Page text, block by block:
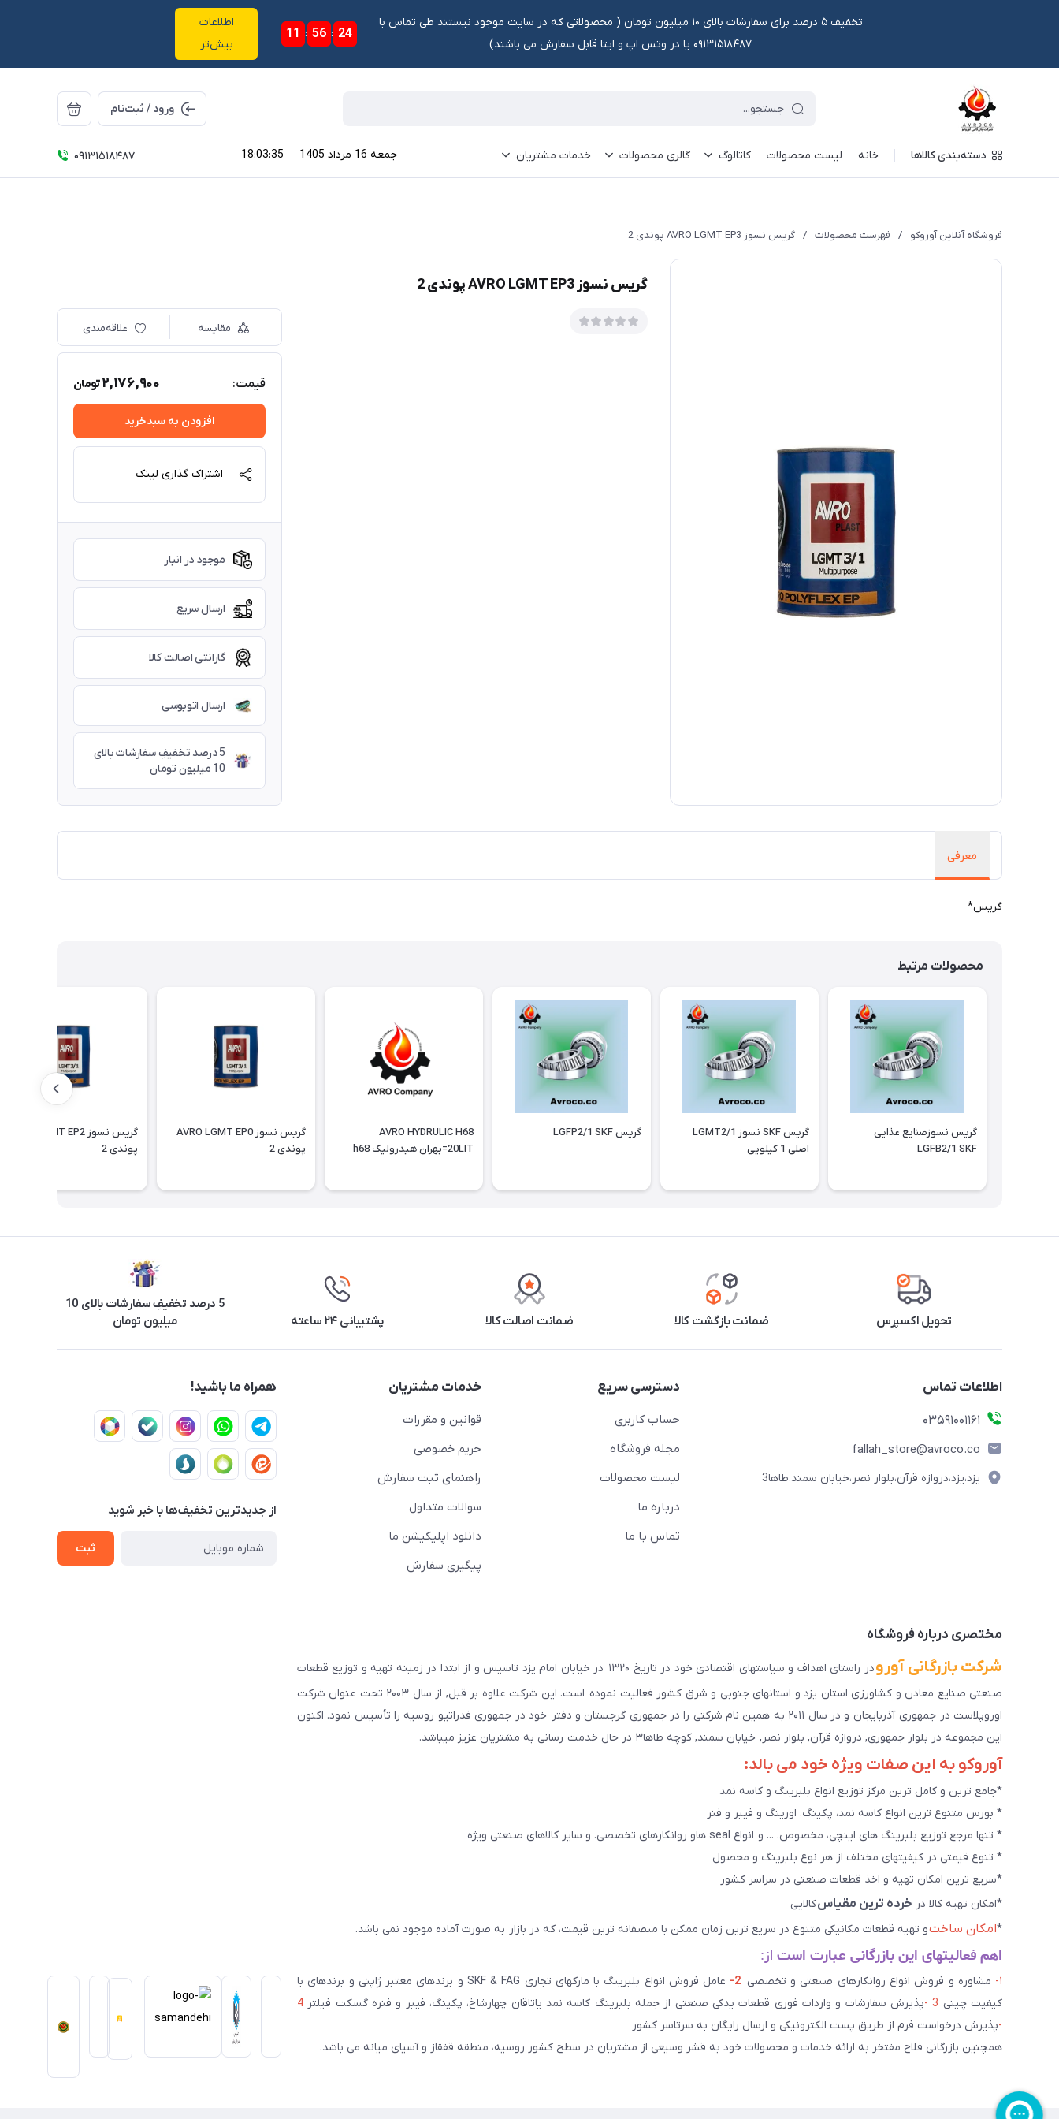
تخفیف ۵ درصد برای سفارشات بالای ۱۰ میلیون تومان ‌‌(‌‌ محصولاتی که در سایت موجود نیستند طی تماس با
۰۹۱۳۱۵۱۸۴۸۷ یا در وتس اپ و ایتا قابل سفارش می باشند)
11 : 56 : 23
اطلاعات
بیش‌تر
ورود / ثبت‌نام
دسته‌بندی کالاها خانه لیست محصولات کاتالوگ گالری محصولات خدمات مشتریان جمعه 16 مرداد 1405 18:03:36
09131518487
فروشگاه آنلاین آوروکو / فهرست محصولات / گریس نسوز AVRO LGMT EP3 پوندی 2
گریس نسوز AVRO LGMT EP3 پوندی 2
مقایسه علاقه‌مندی
قیمت: 2,176,900تومان
افزودن به سبدخرید
اشتراک گذاری لینک
موجود در انبار
ارسال سریع
گارانتی اصالت کالا
ارسال اتوبوسی
5 درصد تخفیفِ سفارشات بالای
10 میلیون تومان
معرفی
گریس*
محصولات مرتبط
گریس نسوزصنایع غذایی
LGFB2/1 SKF
گریس SKF نسوز LGMT2/1
اصلی 1 کیلویی
گریس LGFP2/1 SKF
AVRO HYDRULIC H68
20LIT=بهران هیدرولیک h68
گریس نسوز AVRO LGMT EP0
پوندی 2
گریس نسوز AVRO LGMT EP2
پوندی 2
تحویل اکسپرس ضمانت بازگشت کالا ضمانت اصالت کالا پشتیبانی ۲۴ ساعته
5 درصد تخفیفِ سفارشات بالای 10
میلیون تومان
اطلاعات تماس
03591001161
fallah_store@avroco.co
یزد،یزد،دروازه قرآن،بلوار نصر،خیابان سمند،طاها3
دسترسی سریع
حساب کاربری
مجله فروشگاه
لیست محصولات
درباره ما
تماس با ما
خدمات مشتریان
قوانین و مقررات
حریم خصوصی
راهنمای ثبت سفارش
سوالات متداول
دانلود اپلیکیشن ما
پیگیری سفارش
همراه ما باشید!
از جدید‌ترین تخفیف‌ها با‌ خبر شوید
ثبت
مختصری درباره فروشگاه
شرکت بازرگانی آورو
در راستای اهداف و سیاستهای اقتصادی خود در تاریخ ۱۳۲۰ در خیابان امام یزد تاسیس و از ابتدا در زمینه تهیه و توزیع قطعات
صنعتی صنایع معادن و کشاورزی استان یزد و استانهای جنوبی و شرق کشور فعالیت نموده است. این شرکت علاوه بر قبل, از سال ۲۰۰۳ تحت عنوان شرکت
اوروپلاست در جمهوری آذربایجان و در سال ۲۰۱۱ به همین نام شرکتی را در جمهوری گرجستان و دفتر خود در جمهوری فدراتیو روسیه را تأسیس نمود. اکنون
این مجموعه در بلوار جمهوری, دروازه قرآن, بلوار نصر, خیابان سمند, کوچه طاها۳ در حال خدمت رسانی به مشتریان عزیز میباشد.
آوروکو به این صفات ویژه خود می بالد:
*جامع ترین و کامل ترین مرکز توزیع انواع بلبرینگ و کاسه نمد
* بورس متنوع ترین انواع کاسه نمد، پکینگ، اورینگ و فیبر و فنر
* تنها مرجع توزیع بلبرینگ های اینچی، مخصوص، ... و انواع seal هاو روانکارهای تخصصی. و سایر کالاهای صنعتی ويژه
* تنوع قیمتی در کیفیتهای مختلف از هر نوع بلبرینگ و محصول
*سریع ترین امکان تهیه و اخذ قطعات صنعتی در سراسر کشور
*امکان تهیه کالا در خرده ترین مقیاسکالایی
*امکان ساختو تهیه قطعات مکانیکی متنوع در سریع ترین زمان ممکن با منصفانه ترین قیمت، که در بازار به صورت آماده موجود نمی باشد.
اهم فعالیتهای این بازرگانی عبارت است از:
۱- مشاوره و فروش انواع روانکارهای صنعتی و تخصصی 2-
عامل فروش انواع بلبرینگ با مارکهای تجاری SKF & FAG و برندهای معتبر ژاپنی و برندهای با
کیفیت چینی 3 - پذیرش سفارشات و واردات فوری قطعات یدکی صنعتی از جمله بلبرینگ کاسه نمد یاتاقان چهارشاخ، پکینگ، فیبر و فنره گسکت فیلتر 4
-پذیرش درخواست فرم از طریق پست الکترونیکی و ارسال رایگان به سرتاسر کشور
همچنین بازرگانی فلاح مفتخر به ارائه خدمات و محصولات خود به قشر وسیعی از مشتریان در سطح کشور روسیه، منطقه قفقاز و آسیای میانه می باشد.